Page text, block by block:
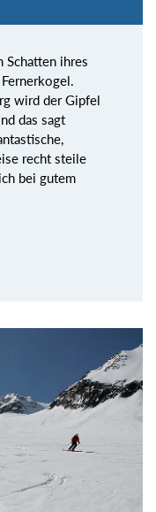
Schatten ihres
wird der Gipfel
das sagt
recht steile
bei gutem